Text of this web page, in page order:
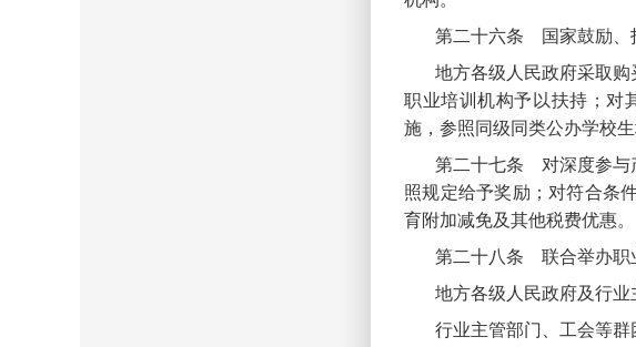
第二十六条 国家鼓励、
地方各级人民政府采取
职业培训机构予以扶持；对
施，参照同级同类公办学校
第二十七条 对深度参与
照规定给予奖励；对符合条
育附加减免及其他税费优惠。
第二十八条 联合举办职
地方各级人民政府及行业
行业主管部门、工会等